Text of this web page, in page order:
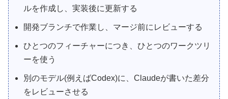
ルを作成し、実装後に更新する
開発ブランチで作業し、マージ前にレビューする
ひとつのフィーチャーにつき、ひとつのワークツリ
ーを使う
別のモデル(例えばCodex)に、Claudeが書いた差分
をレビューさせる